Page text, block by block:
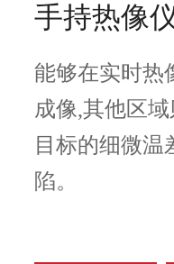
手持热像
能够在实时热
成像,其他区
目标的细微
陷。